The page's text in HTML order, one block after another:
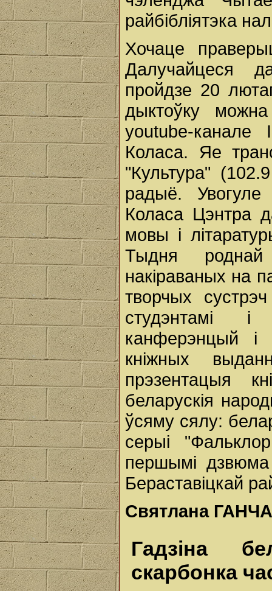
райбібліятэка
Хочаце
Далучайцеся
пройдзе 20
дыктоўку
youtube-канале
Коласа. Яе
"Культура"
радыё. Увогуле
Коласа Цэнтра
мовы і
Тыдня
накіраваных на
творчых
студэнтамі і
канферэнцый і
кніжных
прэзентацыя
беларускія
ўсяму сялу:
серыі
першымі дзвюма
Бераставіцкай
Святлана
Гадзіна
скарбонка